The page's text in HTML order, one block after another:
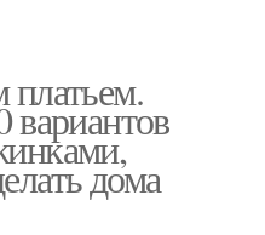
вариантов
дома